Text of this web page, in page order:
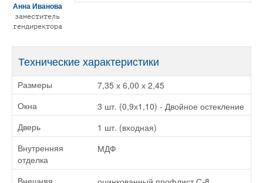
Анна Иванова
заместитель
гендиректора
Технические характеристики
Размеры 7,35 х 6,00 х 2,45
Окна 3 шт. (0,9х1,10) - Двойное остекление
Дверь 1 шт. (входная)
Внутренняя
отделка
МДФ